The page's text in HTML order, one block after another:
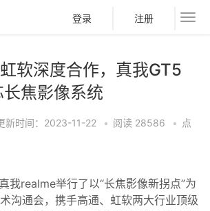
登录 注册
软深度合作，真我GT5
焦影像系统
新时间：2023-11-22 • 阅读 28586 • 点
我realme举行了以“长焦影像新拐点”为
沟通会，携手高通、虹软两大行业顶级